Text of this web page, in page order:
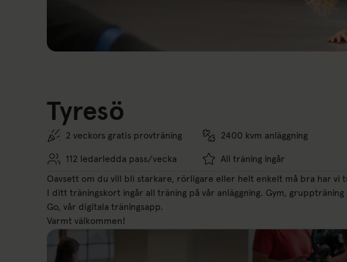
Tyresö
2 veckors gratis provträning 2400 kvm anläggning
112 ledarledda pass/vecka
All träning ingår
Oavsett om du vill bli starkare, rörligare eller helt enkelt må bra har vi
I ditt träningskort ingår all träning på vår anläggning. Gym,
Go, vår digitala träningsapp.
Varmt välkommen!